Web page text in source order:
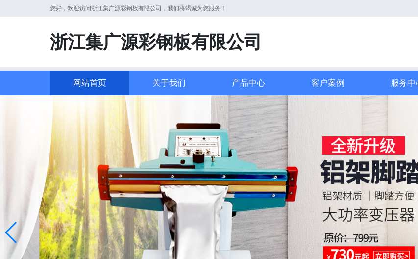
您好，欢迎访问浙江集广源彩钢板有限公司，我们将竭诚为您服务！
浙江集广源彩钢板有限公司
网站首页 关于我们 产品中心 客户案例 服务中